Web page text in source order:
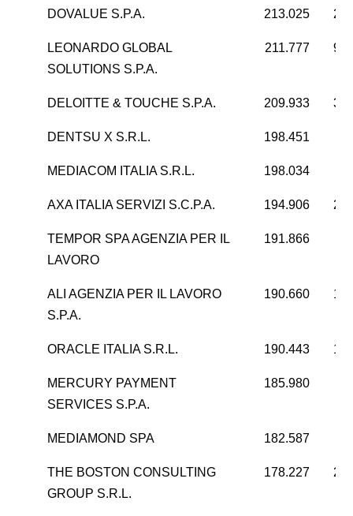
DOVALUE S.P.A. 213.025
LEONARDO GLOBAL
SOLUTIONS S.P.A.
211.777
DELOITTE & TOUCHE S.P.A. 209.933
DENTSU X S.R.L. 198.451
MEDIACOM ITALIA S.R.L. 198.034
AXA ITALIA SERVIZI S.C.P.A. 194.906
TEMPOR SPA AGENZIA PER IL
LAVORO
191.866
ALI AGENZIA PER IL LAVORO
S.P.A.
190.660
ORACLE ITALIA S.R.L. 190.443
MERCURY PAYMENT
SERVICES S.P.A.
185.980
MEDIAMOND SPA 182.587
THE BOSTON CONSULTING
GROUP S.R.L.
178.227